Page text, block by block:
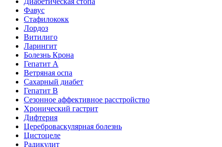
Фавус
Стафилококк
Лордоз
Витилиго
Ларингит
Болезнь Крона
Гепатит A
Ветряная оспа
Сахарный диабет
Гепатит B
Сезонное аффективное расстройство
Хронический гастрит
Дифтерия
Цереброваскулярная болезнь
Цистоцеле
Радикулит